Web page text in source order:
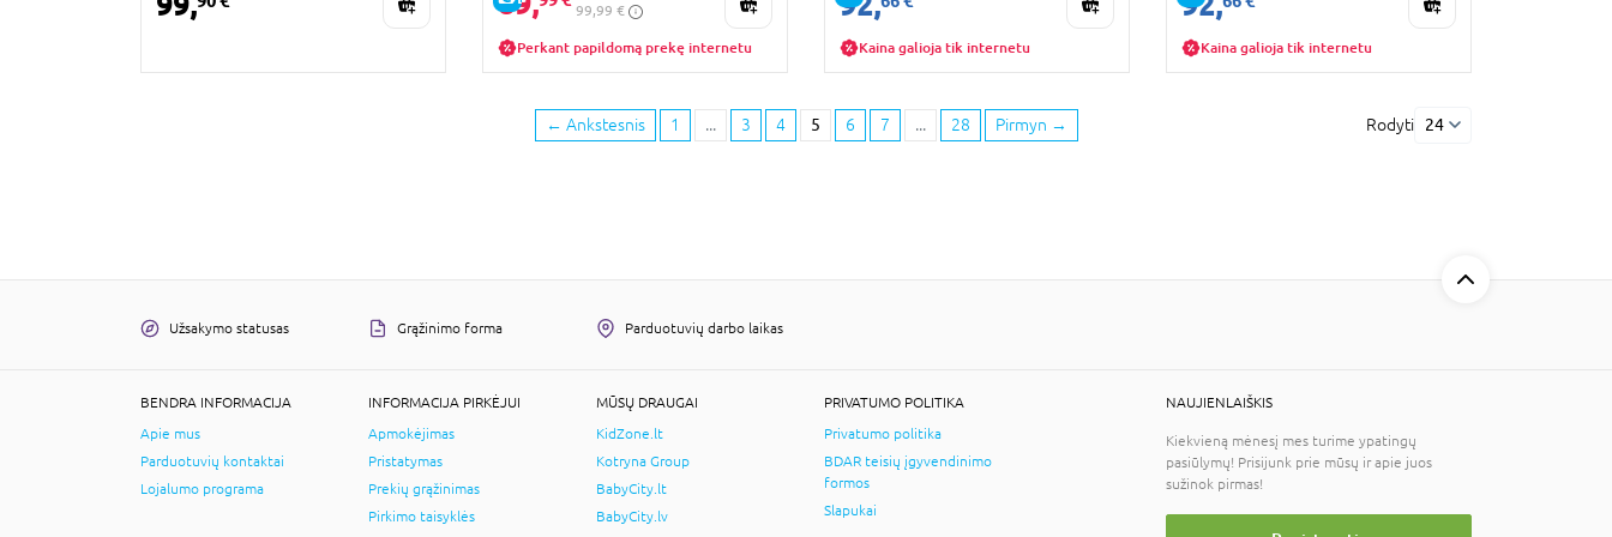
99,99 €
Perkant papildomą prekę internetu Kaina galioja tik internetu Kaina galioja tik internetu
← Ankstesnis 1 ... 3 4 5 6 7 ... 28 Pirmyn → Rodyti 24
Užsakymo statusas Grąžinimo forma Parduotuvių darbo laikas
BENDRA INFORMACIJA
Apie mus
Parduotuvių kontaktai
Lojalumo programa
INFORMACIJA PIRKĖJUI
Apmokėjimas
Pristatymas
Prekių grąžinimas
Pirkimo taisyklės
MŪSŲ DRAUGAI
KidZone.lt
Kotryna Group
BabyCity.lt
BabyCity.lv
PRIVATUMO POLITIKA
Privatumo politika
BDAR teisių įgyvendinimo
formos
Slapukai
NAUJIENLAIŠKIS
Kiekvieną mėnesį mes turime ypatingų
pasiūlymų! Prisijunk prie mūsų ir apie juos
sužinok pirmas!